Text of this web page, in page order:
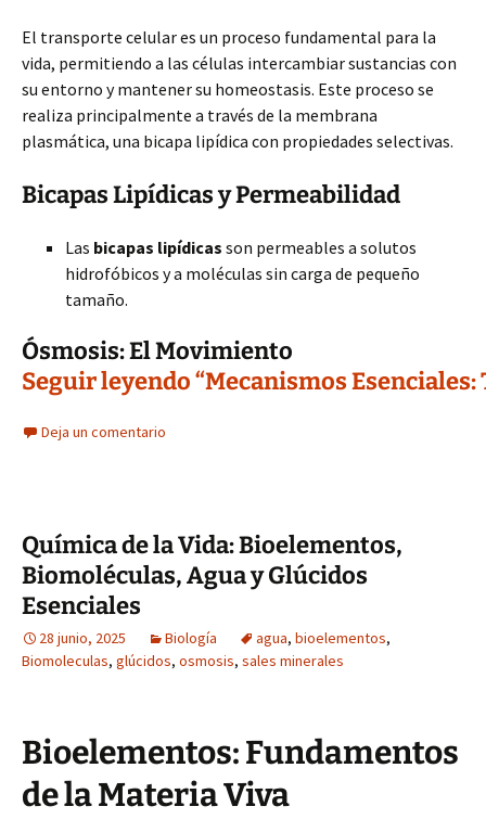
El transporte celular es un proceso fundamental para la
vida, permitiendo a las células intercambiar sustancias con
su entorno y mantener su homeostasis. Este proceso se
realiza principalmente a través de la membrana
plasmática, una bicapa lipídica con propiedades selectivas.
Bicapas Lipídicas y Permeabilidad
Las bicapas lipídicas son permeables a solutos
hidrofóbicos y a moléculas sin carga de pequeño
tamaño.
Ósmosis: El Movimiento
Seguir leyendo “Mecanismos
Deja un comentario
Química de la Vida: Bioelementos,
Biomoléculas, Agua y Glúcidos
Esenciales
28 junio, 2025 Biología agua, bioelementos,
Biomoleculas, glúcidos, osmosis, sales minerales
Bioelementos: Fundamentos
de la Materia Viva